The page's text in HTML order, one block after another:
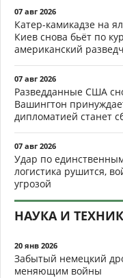
07 авг 2026
Катер-камикадзе на
Киев снова бьёт по
американский
07 авг 2026
Разведданные США
Вашингтон
дипломатией станет
07 авг 2026
Удар по
логистика рушится,
угрозой
НАУКА И
20 янв 2026
Забытый немецкий
меняющим войны